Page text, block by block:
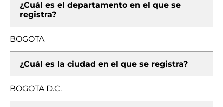
¿Cuál es el departamento en el que se
registra?
BOGOTA
¿Cuál es la ciudad en el que se registra?
BOGOTA D.C.